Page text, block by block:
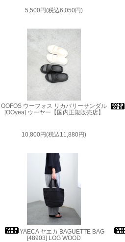
5,500円(税込6,050円)
OOFOS ウーフォス リカバリーサンダル
[OOyea] ウーヤー【国内正規販売店】
10,800円(税込11,880円)
YAECA ヤエカ BAGUETTE BAG
[48903] LOG WOOD